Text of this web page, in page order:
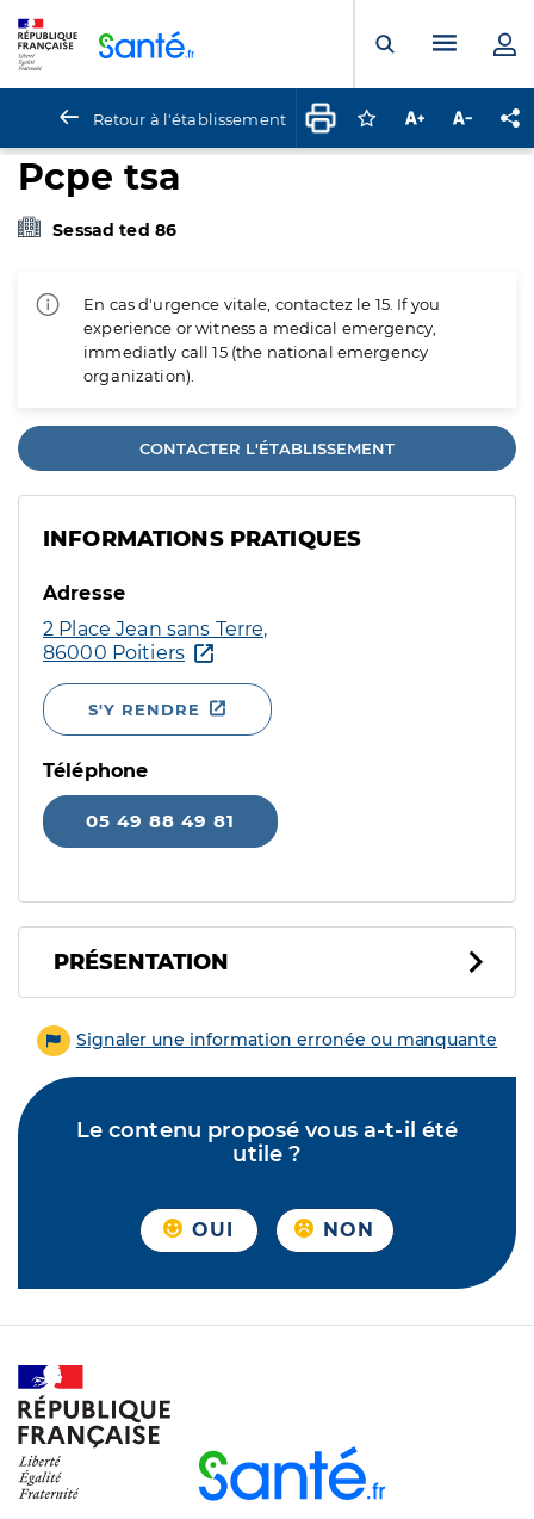
Ouvrir laMenu
Retour à l'établissement Connectez-vous
Augmenter la
Pcpe tsa
Sessad ted 86
En cas d'urgence vitale, contactez le 15. If you
experience or witness a medical emergency,
immediatly call 15 (the national emergency
organization).
CONTACTER L'ÉTABLISSEMENT
INFORMATIONS PRATIQUES
Adresse
2 Place Jean sans Terre,
86000 Poitiers
S'Y RENDRE
Téléphone
05 49 88 49 81
PRÉSENTATION
Signaler une information erronée ou manquante
Le contenu proposé vous a-t-il été
utile ?
OUI NON